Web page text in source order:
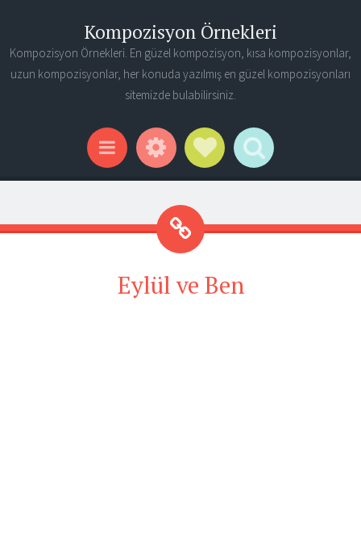
Kompozisyon Örnekleri
Kompozisyon Örnekleri. En güzel kompozisyon, kısa kompozisyonlar,
uzun kompozisyonlar, her konuda yazılmış en güzel kompozisyonları
sitemizde bulabilirsiniz.
Menu WidgetsSocial Links
Search
Eylül ve Ben